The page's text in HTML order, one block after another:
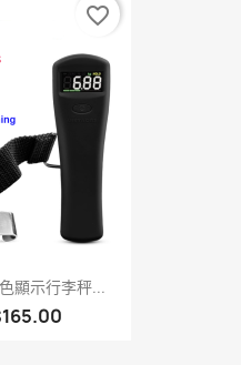
顯示行李秤...
favorite_border